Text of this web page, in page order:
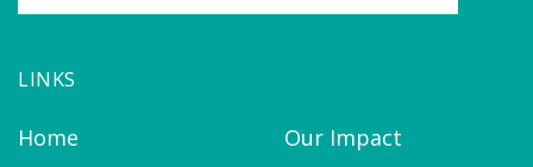
LINKS
Home
Our Impact